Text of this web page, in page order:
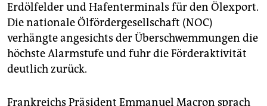
Erdölfelder und Hafenterminals für den Ölexport.
Die nationale Ölfördergesellschaft (NOC)
verhängte angesichts der Überschwemmungen die
höchste Alarmstufe und fuhr die Förderaktivität
deutlich zurück.
Frankreichs Präsident Emmanuel Macron sprach